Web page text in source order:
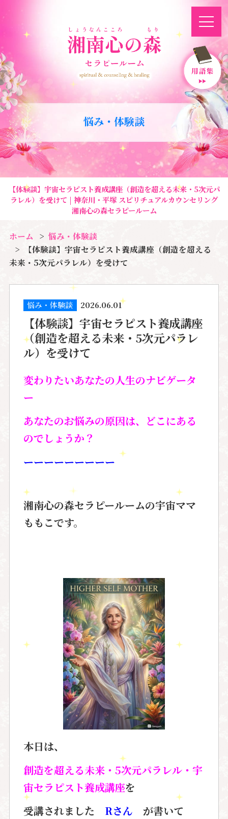
悩み・体験談
【体験談】宇宙セラピスト養成講座（創造を超える未来・5次元パ
ラレル）を受けて | 神奈川・平塚 スピリチュアルカウンセリング
湘南心の森セラピールーム
ホーム
悩み・体験談
【体験談】宇宙セラピスト養成講座（創造を超える
未来・5次元パラレル）を受けて
悩み・体験談 2026.06.01
【体験談】宇宙セラピスト養成講座
（創造を超える未来・5次元パラレ
ル）を受けて
変わりたいあなたの人生のナビゲータ
ー
あなたのお悩みの原因は、どこにある
のでしょうか？
ーーーーーーーーー
湘南心の森セラピールームの宇宙ママ
ももこです。
本日は、
創造を超える未来・5次元パラレル・宇
宙セラピスト養成講座を
受講されました
Rさん
が書いて